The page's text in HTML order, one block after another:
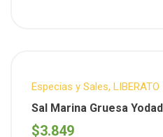
Especias y Sales, LIBERATO
Sal Marina Gruesa
$3.849